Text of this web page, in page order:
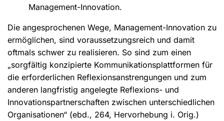
Management-Innovation.
Die angesprochenen Wege, Management-Innovation zu
ermöglichen, sind voraussetzungsreich und damit
oftmals schwer zu realisieren. So sind zum einen
„sorgfältig konzipierte Kommunikationsplattformen für
die erforderlichen Reflexionsanstrengungen und zum
anderen langfristig angelegte Reflexions- und
Innovationspartnerschaften zwischen unterschiedlichen
Organisationen“ (ebd., 264, Hervorhebung i. Orig.)